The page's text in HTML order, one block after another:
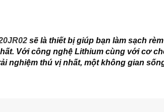
sẽ là thiết bị giúp bạn làm sạch
Với công nghệ Lithium cùng với cơ
nghiệm thú vị nhất, một không gian